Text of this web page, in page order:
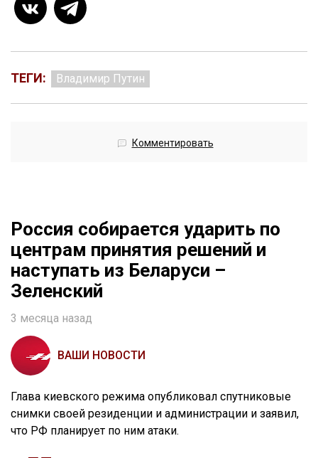
ТЕГИ: Владимир Путин
Комментировать
Россия собирается ударить по
центрам принятия решений и
наступать из Беларуси –
Зеленский
3 месяца назад
ВАШИ НОВОСТИ
Глава киевского режима опубликовал спутниковые
снимки своей резиденции и администрации и заявил,
что РФ планирует по ним атаки.